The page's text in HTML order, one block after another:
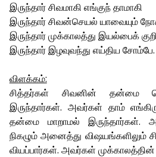
இருந்தார் சிவமாகி எங்குந் தாமாகி
இருந்தார் சிவன்செயல் யாவையும்
இருந்தார் முக்காலத்து இயல்பைக்
இருந்தார் இழவுவந்து எய்திய சோம்பே.
விளக்கம்:
சித்தர்கள் சிவனின் தன்மை
இருந்தார்கள். அவர்கள் தாம்
தன்மை மாறாமல் இருந்தார்கள்.
நிகழும் அனைத்து
வியப்பார்கள். அவர்கள்